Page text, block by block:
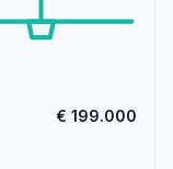
€ 199.000